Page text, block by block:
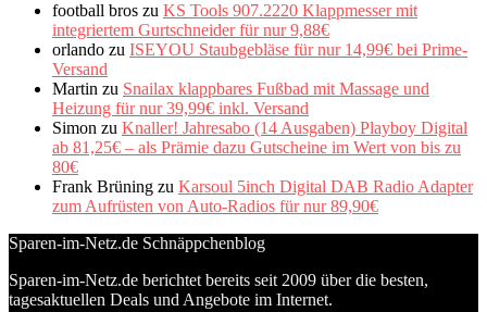
football bros zu KS Tools 907.2220 Klappmesser mit
integriertem Gurtschneider für nur 9,88€
orlando zu ISEYOU Staubgebläse für nur 14,99€ bei Prime-
Versand
Martin zu Snailax klappbares Fußbad mit Massage und
Heizung für nur 39,99€ inkl. Versand
Simon zu Knaller! Jahresabo (14 Ausgaben) Playboy Digital
ab 81,25€ – als Prämie dazu Gutscheine im Wert von bis zu
80€
Frank Brüning zu Karsoul 5inch Digital DAB Radio Adapter
zum Aufrüsten von Auto-Radios für nur 89,90€
Sparen-im-Netz.de Schnäppchenblog
Sparen-im-Netz.de berichtet bereits seit 2009 über die besten,
tagesaktuellen Deals und Angebote im Internet.